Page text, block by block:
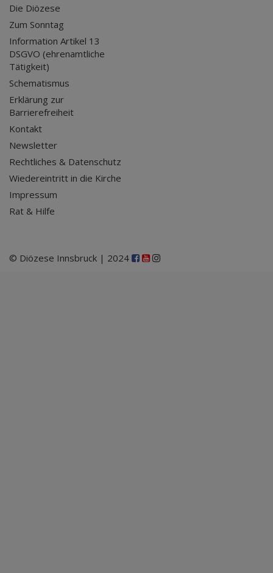
Die Diözese
Zum Sonntag
Information Artikel 13
DSGVO (ehrenamtliche
Tätigkeit)
Schematismus
Erklärung zur
Barrierefreiheit
Kontakt
Newsletter
Rechtliches & Datenschutz
Wiedereintritt in die Kirche
Impressum
Rat & Hilfe
© Diözese Innsbruck | 2024